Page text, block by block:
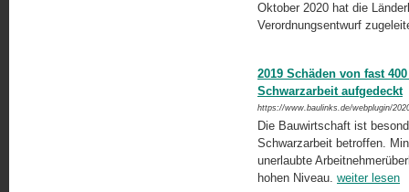
Oktober 2020 hat die
Verordnungsentwurf
2019 Schäden von fast
Schwarzarbeit aufgedeckt
https://www.baulinks.de/webplugin/
Die Bauwirtschaft ist
Schwarzarbeit betroffen.
unerlaubte
hohen Niveau. weiter lesen